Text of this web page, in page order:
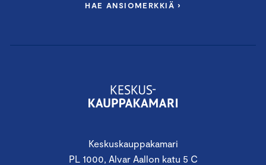
Keskuskauppakamari
PL 1000, Alvar Aallon katu 5 C
HAE ANSIOMERKKIÄ ›